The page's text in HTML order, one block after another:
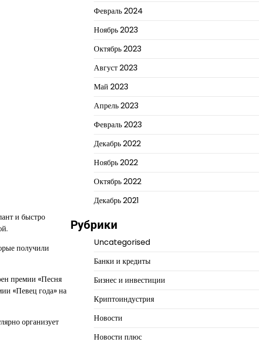
и быстро
получили
премии «Песня
«Певец года» на
организует
Февраль 2024
Ноябрь 2023
Октябрь 2023
Август 2023
Май 2023
Апрель 2023
Февраль 2023
Декабрь 2022
Ноябрь 2022
Октябрь 2022
Декабрь 2021
Рубрики
Uncategorised
Банки и кредиты
Бизнес и инвестиции
Криптоиндустрия
Новости
Новости плюс